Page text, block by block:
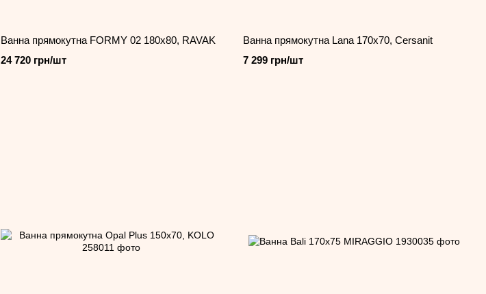
Ванна прямокутна FORMY 02 180x80, RAVAK
24 720 грн/шт
Ванна прямокутна Lana 170x70, Cersanit
7 299 грн/шт